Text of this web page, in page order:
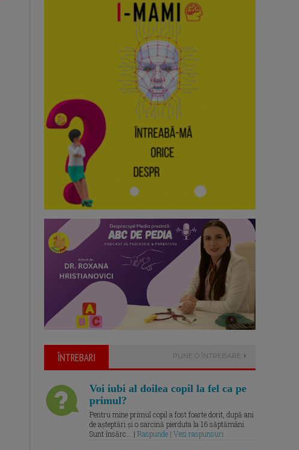
ÎNTREBARI PUNE O ÎNTREBARE
Voi iubi al doilea copil la fel ca pe
primul?
Pentru mine primul copil a fost foarte dorit, după ani
de așteptări și o sarcină pierduta la 16 săptămâni.
Sunt însărc... | Raspunde | Vezi raspunsuri